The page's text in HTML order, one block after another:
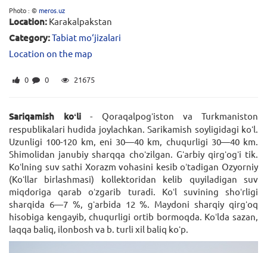
Photo : ©meros.uz
Location: Karakalpakstan
Category:Tabiat mo‘jizalari
Location on the map
0 0 21675
Sariqamish koʻli - Qoraqalpogʻiston va Turkmaniston
respublikalari hudida joylachkan. Sarikamish soyligidagi koʻl.
Uzunligi 100-120 km, eni 30—40 km, chuqurligi 30—40 km.
Shimolidan janubiy sharqqa choʻzilgan. Gʻarbiy qirgʻogʻi tik.
Koʻlning suv sathi Xorazm vohasini kesib oʻtadigan Ozyorniy
(Koʻllar birlashmasi) kollektoridan kelib quyiladigan suv
miqdoriga qarab oʻzgarib turadi. Koʻl suvining shoʻrligi
sharqida 6—7 %, gʻarbida 12 %. Maydoni sharqiy qirgʻoq
hisobiga kengayib, chuqurligi ortib bormoqda. Koʻlda sazan,
laqqa baliq, ilonbosh va b. turli xil baliq koʻp.